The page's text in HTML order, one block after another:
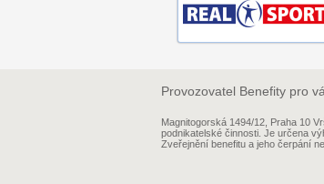
Provozovatel Benefity pro
Magnitogorská 1494/12, Praha 10
podnikatelské činnosti. Je určena
Zveřejnění benefitu a jeho čerpání